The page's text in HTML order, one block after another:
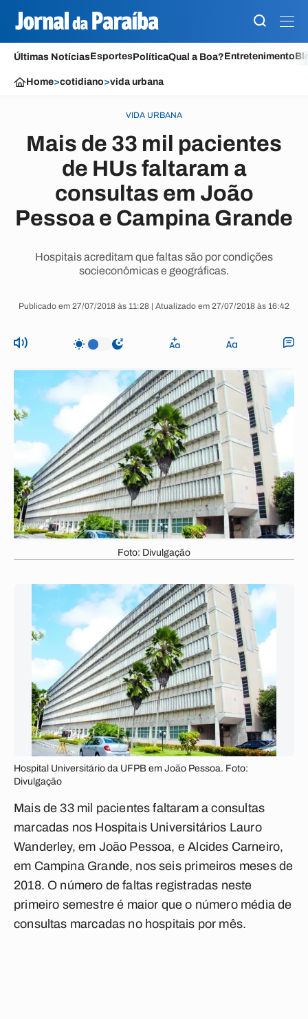
Últimas NotíciasEsportesPolíticaQual a Boa?Entretenimento
Home>cotidiano>vida urbana
VIDA URBANA
Mais de 33 mil pacientes
de HUs faltaram a
consultas em João
Pessoa e Campina Grande
Hospitais acreditam que faltas são por condições
socieconômicas e geográficas.
Publicado em 27/07/2018 às 11:28 | Atualizado em 27/07/2018 às 16:42
Foto: Divulgação
Hospital Universitário da UFPB em João Pessoa. Foto:
Divulgação
Mais de 33 mil pacientes faltaram a consultas
marcadas nos Hospitais Universitários Lauro
Wanderley, em João Pessoa, e Alcides Carneiro,
em Campina Grande, nos seis primeiros meses de
2018. O número de faltas registradas neste
primeiro semestre é maior que o número média de
consultas marcadas no hospitais por mês.